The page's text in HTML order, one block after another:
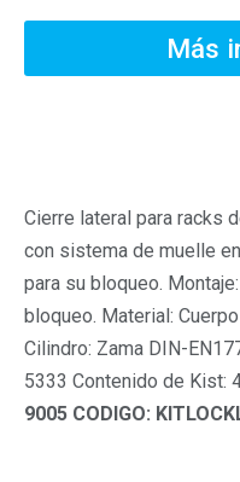
Más
Cierre lateral para racks
con sistema de muelle
para su bloqueo.
bloqueo. Material:
Cilindro: Zama DIN-
5333 Contenido de Kist:
9005 CODIGO: